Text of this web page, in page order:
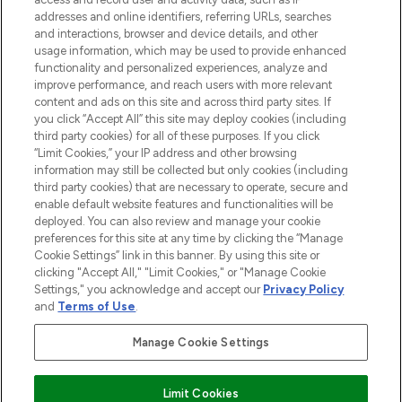
Cookie-Einwilligung
Do Not Sell or Share My Personal
Information
HILFE & INFORMATION
IMPRESSUM
ÜBER LOOKFANTASTIC
Pay Securely With
addresses and online identifiers, referring URLs, searches
and interactions, browser and device details, and other
usage information, which may be used to provide enhanced
functionality and personalized experiences, analyze and
improve performance, and reach users with more relevant
content and ads on this site and across third party sites. If
you click “Accept All” this site may deploy cookies (including
third party cookies) for all of these purposes. If you click
“Limit Cookies,” your IP address and other browsing
information may still be collected but only cookies (including
third party cookies) that are necessary to operate, secure and
enable default website features and functionalities will be
deployed. You can also review and manage your cookie
preferences for this site at any time by clicking the “Manage
Cookie Settings” link in this banner. By using this site or
clicking "Accept All," "Limit Cookies," or "Manage Cookie
Settings," you acknowledge and accept our Privacy Policy
and Terms of Use.
Manage Cookie Settings
Limit Cookies